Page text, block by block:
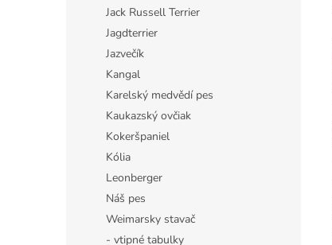
Jack Russell Terrier
Jagdterrier
Jazvečík
Kangal
Karelský medvědí pes
Kaukazský ovčiak
Kokeršpaniel
Kólia
Leonberger
Náš pes
Weimarsky stavač
- vtipné tabulky